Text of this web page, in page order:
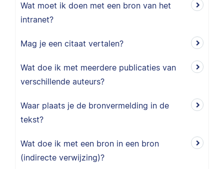
Wat moet ik doen met een bron van het
intranet?
Mag je een citaat vertalen?
Wat doe ik met meerdere publicaties van
verschillende auteurs?
Waar plaats je de bronvermelding in de
tekst?
Wat doe ik met een bron in een bron
(indirecte verwijzing)?